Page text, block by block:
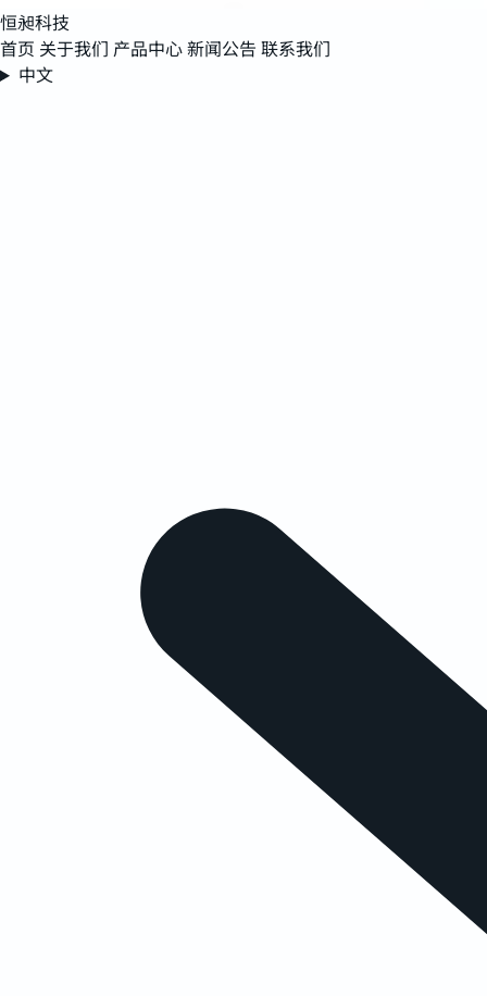
恒昶科技
首页 关于我们 产品中心新闻公告 联系我们
中文